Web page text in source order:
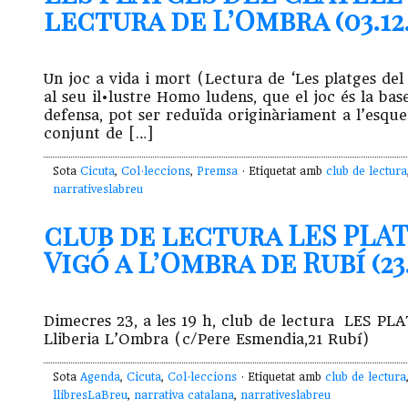
lectura de L’Ombra
Un joc a vida i mort (Lectura de ‘Les platges
al seu il•lustre Homo ludens, que el joc és la
defensa, pot ser reduïda originàriament a
conjunt de […]
Sota Cicuta, Col·leccions, Premsa · Etiquetat amb club de lectura
narrativeslabreu
club de lectura LES
Vigó a L’Ombra de Rubí
Dimecres 23, a les 19 h, club de lectura LES
Lliberia L’Ombra (c/Pere Esmendia,21 Rubí)
Sota Agenda, Cicuta, Col·leccions · Etiquetat amb club de lectura
llibresLaBreu, narrativa catalana, narrativeslabreu